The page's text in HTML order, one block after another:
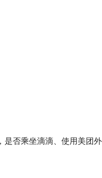
否乘坐滴滴、使用美团